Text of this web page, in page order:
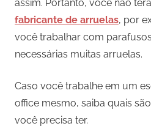
assim. Portanto, você não
fabricante de arruelas, por
você trabalhar com
necessárias muitas arruelas.
Caso você trabalhe em um
office mesmo, saiba quais
você precisa ter.